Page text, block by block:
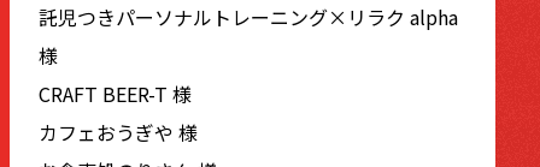
託児つきパーソナルトレーニング×リラク alpha
様
CRAFT BEER-T 様
カフェおうぎや 様